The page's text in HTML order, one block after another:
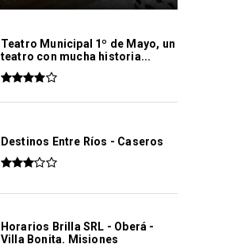
Teatro Municipal 1º de Mayo, un
teatro con mucha historia...
Destinos Entre Ríos - Caseros
Horarios Brilla SRL - Oberá -
Villa Bonita. Misiones